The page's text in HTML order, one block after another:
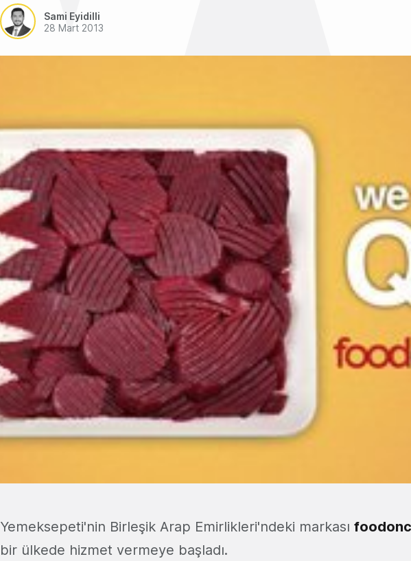
Sami Eyidilli
28 Mart 2013
Yemeksepeti'nin Birleşik Arap Emirlikleri'ndeki markası
bir ülkede hizmet vermeye başladı.